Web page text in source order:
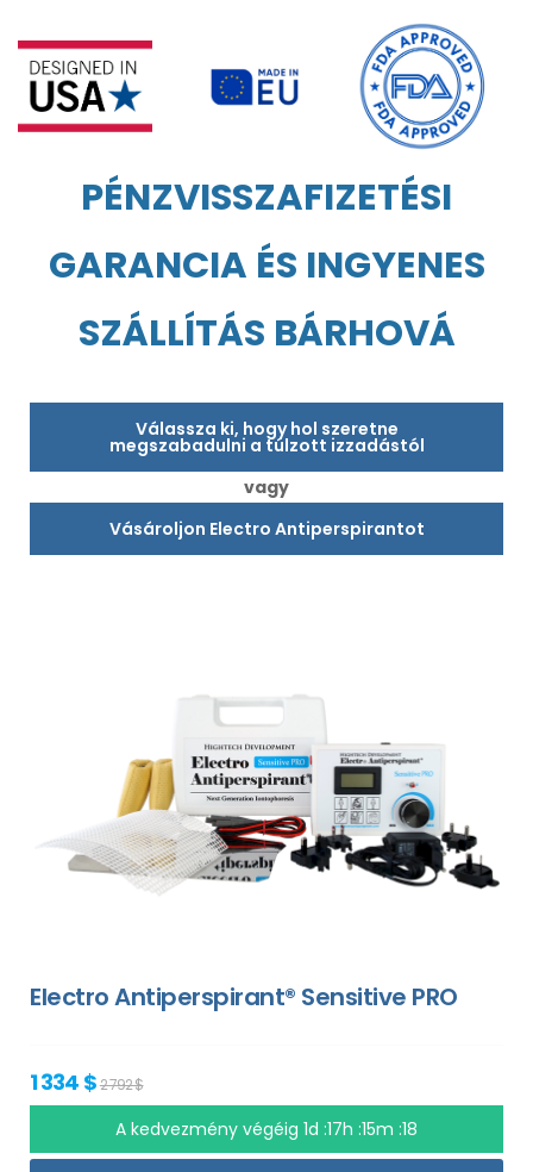
PÉNZVISSZAFIZETÉSI
GARANCIA ÉS INGYENES
SZÁLLÍTÁS BÁRHOVÁ
Válassza ki, hogy hol szeretne
megszabadulni a túlzott izzadástól
vagy
Vásároljon Electro Antiperspirantot
Electro Antiperspirant® Sensitive PRO
1 334 $2 792 $
A kedvezmény végéig 1d :17h :15m :17